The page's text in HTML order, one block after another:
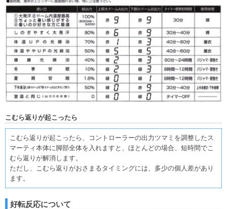
こむら返りが起こったら
こむら返りが起こったら、コントローラーの出力ツマミを調整したス
マーティ本体に脚部全体を入れますと、ほとんどの場合、短時間でこ
むら返りが解消します。
ただし、こむら返りがおさまるタイミングには、多少の個人差があり
ます。
好転反応について